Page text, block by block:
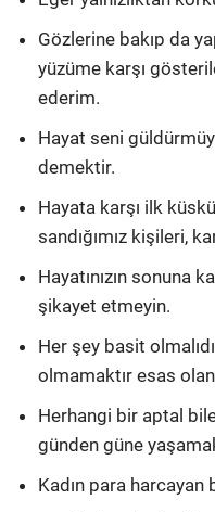
Gözlerine bakıp da
yüzüme karşı
ederim.
Hayat seni
demektir.
Hayata karşı ilk
sandığımız kişileri,
Hayatınızın sonuna
şikayet etmeyin.
Her şey basit
olmamaktır esas
Herhangi bir aptal
günden güne
Kadın para harcayan